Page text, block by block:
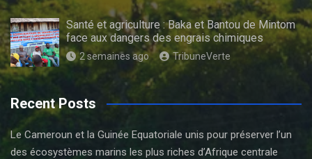
Santé et agriculture : Baka et Bantou de Mintom
face aux dangers des engrais chimiques
2 semaines ago TribuneVerte
Recent Posts
Le Cameroun et la Guinée Equatoriale unis pour préserver l’un
des écosystèmes marins les plus riches d’Afrique centrale